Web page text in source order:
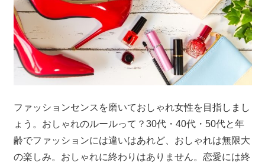
ファッションセンスを磨いておしゃれ女性を目指しまし
ょう。おしゃれのルールって？30代・40代・50代と年
齢でファッションには違いはあれど、おしゃれは無限大
の楽しみ。おしゃれに終わりはありません。恋愛には終